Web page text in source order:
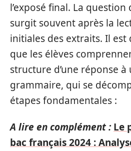
l’exposé final. La
surgit souvent après la
initiales des extraits. Il est
que les élèves
structure d’une réponse
grammaire, qui se
étapes fondamentales :
A lire en complément : Le
bac français 2024 :